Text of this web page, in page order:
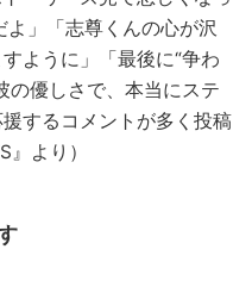
」「志尊くんの心が沢
ように」「最後に“争わ
の優しさで、本当にステ
するコメントが多く投稿
』より）